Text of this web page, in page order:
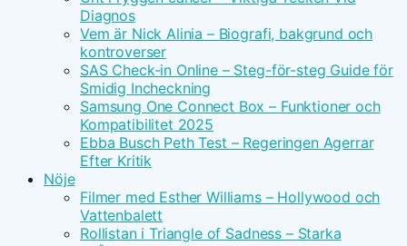
Diagnos
Vem är Nick Alinia – Biografi, bakgrund och
kontroverser
SAS Check-in Online – Steg-för-steg Guide för
Smidig Incheckning
Samsung One Connect Box – Funktioner och
Kompatibilitet 2025
Ebba Busch Peth Test – Regeringen Agerrar
Efter Kritik
Nöje
Filmer med Esther Williams – Hollywood och
Vattenbalett
Rollistan i Triangle of Sadness – Starka